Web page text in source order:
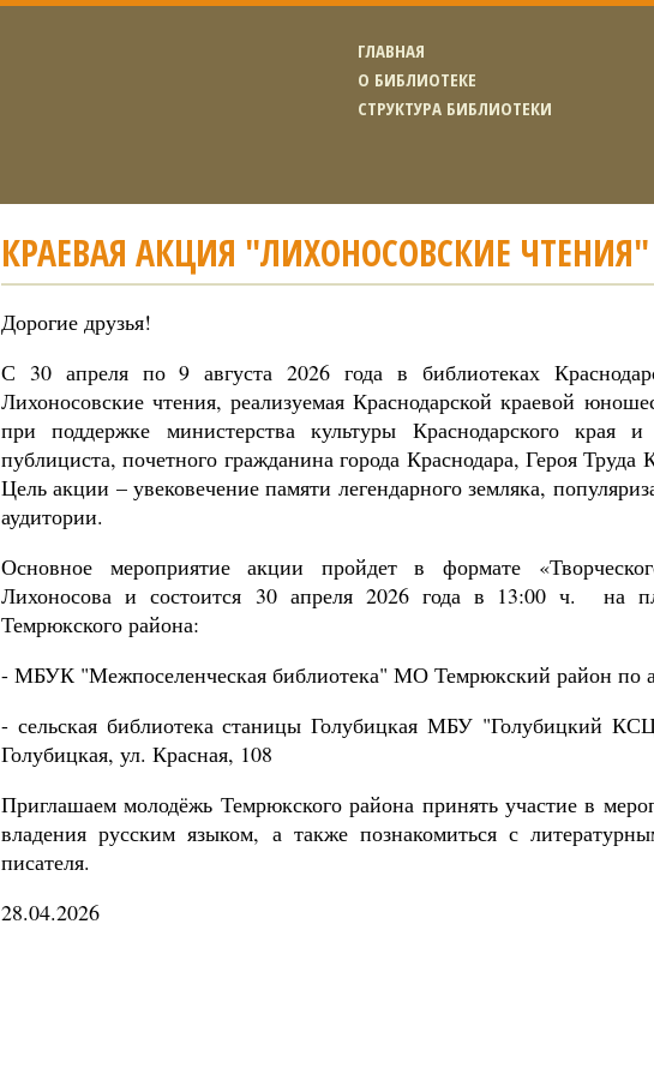
ГЛАВНАЯ
О БИБЛИОТЕКЕ
СТРУКТУРА БИБЛИОТЕКИ
КРАЕВАЯ АКЦИЯ "ЛИХОНОСОВСКИЕ ЧТЕНИЯ"
Дорогие друзья!
С 30 апреля по 9 августа 2026 года в библиотеках
Лихоносовские чтения, реализуемая Краснодарской краевой
при поддержке министерства культуры Краснодарского края
публициста, почетного гражданина города Краснодара, Героя
Цель акции – увековечение памяти легендарного земляка,
аудитории.
Основное мероприятие акции пройдет в формате
Лихоносова и состоится 30 апреля 2026 года в 13:00 ч. на
Темрюкского района:
- МБУК "Межпоселенческая библиотека" МО Темрюкский район по
- сельская библиотека станицы Голубицкая МБУ "Голубицкий
Голубицкая, ул. Красная, 108
Приглашаем молодёжь Темрюкского района принять участие в
владения русским языком, а также познакомиться с
писателя.
28.04.2026